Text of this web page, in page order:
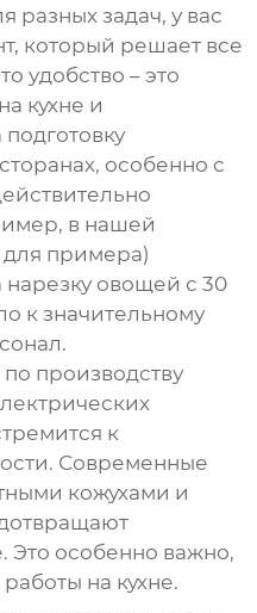
разных задач, у вас
который решает все
удобство – это
кухне и
особенно с
в нашей
для примера)
овощей с 30
к значительному
по производству
к
Современные
кожухами и
Это особенно важно,
на кухне.